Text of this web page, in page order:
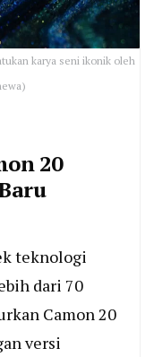
karya seni ikonik oleh
20
teknologi
dari 70
Camon 20
versi